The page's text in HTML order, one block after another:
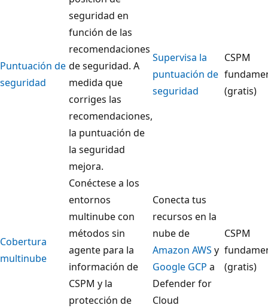
Puntuación de
seguridad
seguridad en
función de las
recomendaciones
de seguridad. A
medida que
corriges las
recomendaciones,
la puntuación de
la seguridad
mejora.
Supervisa la
puntuación de
seguridad
CSPM
(gratis)
Cobertura
multinube
Conéctese a los
entornos
multinube con
métodos sin
agente para la
información de
CSPM y la
protección de
Conecta tus
recursos en la
nube de
Amazon AWS y
Google GCP a
Defender for
Cloud
CSPM
(gratis)